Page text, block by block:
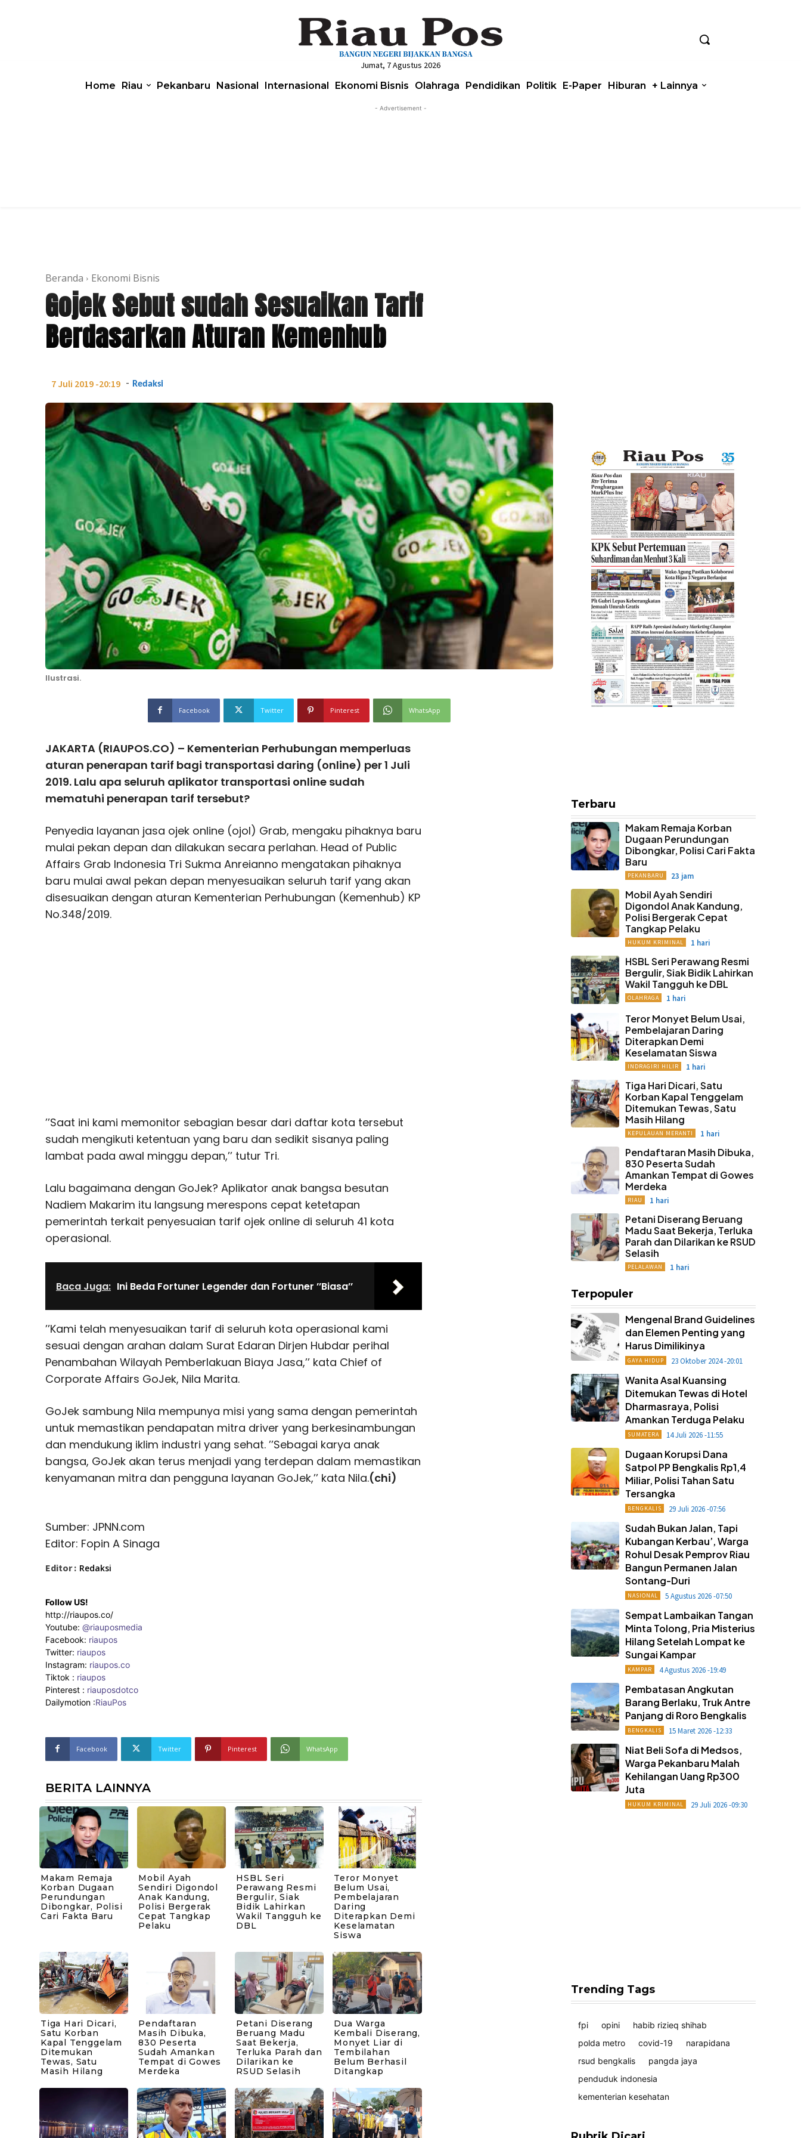
Jumat, 7 Agustus 2026
Home Riau Pekanbaru Nasional Internasional Ekonomi Bisnis Olahraga Pendidikan Politik E-Paper Hiburan + Lainnya
- Advertisement -
Beranda Ekonomi Bisnis
Gojek Sebut sudah Sesuaikan Tarif
Berdasarkan Aturan Kemenhub
7 Juli 2019 -20:19 - Redaksi
Ilustrasi.
Facebook Twitter Pinterest WhatsApp
JAKARTA (RIAUPOS.CO) – Kementerian Perhubungan memperluas
aturan penerapan tarif bagi transportasi daring (online) per 1 Juli
2019. Lalu apa seluruh aplikator transportasi online sudah
mematuhi penerapan tarif tersebut?
Penyedia layanan jasa ojek online (ojol) Grab, mengaku pihaknya baru
mulai pekan depan dan dilakukan secara perlahan. Head of Public
Affairs Grab Indonesia Tri Sukma Anreianno mengatakan pihaknya
baru mulai awal pekan depan menyesuaikan seluruh tarif yang akan
disesuaikan dengan aturan Kementerian Perhubungan (Kemenhub) KP
No.348/2019.
’’Saat ini kami memonitor sebagian besar dari daftar kota tersebut
sudah mengikuti ketentuan yang baru dan sedikit sisanya paling
lambat pada awal minggu depan,’’ tutur Tri.
Lalu bagaimana dengan GoJek? Aplikator anak bangsa besutan
Nadiem Makarim itu langsung merespons cepat ketetapan
pemerintah terkait penyesuaian tarif ojek online di seluruh 41 kota
operasional.
Baca Juga: Ini Beda Fortuner Legender dan Fortuner ’’Biasa’’
’’Kami telah menyesuaikan tarif di seluruh kota operasional kami
sesuai dengan arahan dalam Surat Edaran Dirjen Hubdar perihal
Penambahan Wilayah Pemberlakuan Biaya Jasa,’’ kata Chief of
Corporate Affairs GoJek, Nila Marita.
GoJek sambung Nila mempunya misi yang sama dengan pemerintah
untuk memastikan pendapatan mitra driver yang berkesinambungan
dan mendukung iklim industri yang sehat. ’’Sebagai karya anak
bangsa, GoJek akan terus menjadi yang terdepan dalam memastikan
kenyamanan mitra dan pengguna layanan GoJek,’’ kata Nila.(chi)
Sumber: JPNN.com
Editor: Fopin A Sinaga
Editor : Redaksi
Follow US!
http://riaupos.co/
Youtube: @riauposmedia
Facebook: riaupos
Twitter: riaupos
Instagram: riaupos.co
Tiktok : riaupos
Pinterest : riauposdotco
Dailymotion :RiauPos
Facebook Twitter Pinterest WhatsApp
BERITA LAINNYA
Makam Remaja
Korban Dugaan
Perundungan
Dibongkar, Polisi
Cari Fakta Baru
Mobil Ayah
Sendiri Digondol
Anak Kandung,
Polisi Bergerak
Cepat Tangkap
Pelaku
HSBL Seri
Perawang Resmi
Bergulir, Siak
Bidik Lahirkan
Wakil Tangguh ke
DBL
Teror Monyet
Belum Usai,
Pembelajaran
Daring
Diterapkan Demi
Keselamatan
Siswa
Tiga Hari Dicari,
Satu Korban
Kapal Tenggelam
Ditemukan
Tewas, Satu
Masih Hilang
Pendaftaran
Masih Dibuka,
830 Peserta
Sudah Amankan
Tempat di Gowes
Merdeka
Petani Diserang
Beruang Madu
Saat Bekerja,
Terluka Parah dan
Dilarikan ke
RSUD Selasih
Dua Warga
Kembali Diserang,
Monyet Liar di
Tembilahan
Belum Berhasil
Ditangkap
Terbaru
Makam Remaja Korban
Dugaan Perundungan
Dibongkar, Polisi Cari Fakta
Baru
PEKANBARU 23 jam
Mobil Ayah Sendiri
Digondol Anak Kandung,
Polisi Bergerak Cepat
Tangkap Pelaku
HUKUM KRIMINAL 1 hari
HSBL Seri Perawang Resmi
Bergulir, Siak Bidik Lahirkan
Wakil Tangguh ke DBL
OLAHRAGA 1 hari
Teror Monyet Belum Usai,
Pembelajaran Daring
Diterapkan Demi
Keselamatan Siswa
INDRAGIRI HILIR 1 hari
Tiga Hari Dicari, Satu
Korban Kapal Tenggelam
Ditemukan Tewas, Satu
Masih Hilang
KEPULAUAN MERANTI 1 hari
Pendaftaran Masih Dibuka,
830 Peserta Sudah
Amankan Tempat di Gowes
Merdeka
RIAU 1 hari
Petani Diserang Beruang
Madu Saat Bekerja, Terluka
Parah dan Dilarikan ke RSUD
Selasih
PELALAWAN 1 hari
Terpopuler
Mengenal Brand Guidelines
dan Elemen Penting yang
Harus Dimilikinya
GAYA HIDUP 23 Oktober 2024 -20:01
Wanita Asal Kuansing
Ditemukan Tewas di Hotel
Dharmasraya, Polisi
Amankan Terduga Pelaku
SUMATERA 14 Juli 2026 -11:55
Dugaan Korupsi Dana
Satpol PP Bengkalis Rp1,4
Miliar, Polisi Tahan Satu
Tersangka
BENGKALIS 29 Juli 2026 -07:56
Sudah Bukan Jalan, Tapi
Kubangan Kerbau’, Warga
Rohul Desak Pemprov Riau
Bangun Permanen Jalan
Sontang-Duri
NASIONAL 5 Agustus 2026 -07:50
Sempat Lambaikan Tangan
Minta Tolong, Pria Misterius
Hilang Setelah Lompat ke
Sungai Kampar
KAMPAR 4 Agustus 2026 -19:49
Pembatasan Angkutan
Barang Berlaku, Truk Antre
Panjang di Roro Bengkalis
BENGKALIS 15 Maret 2026 -12:33
Niat Beli Sofa di Medsos,
Warga Pekanbaru Malah
Kehilangan Uang Rp300
Juta
HUKUM KRIMINAL 29 Juli 2026 -09:30
Trending Tags
fpi opini
habib rizieq shihab
polda metro
covid-19
narapidana
rsud bengkalis
pangda jaya
penduduk indonesia
kementerian kesehatan